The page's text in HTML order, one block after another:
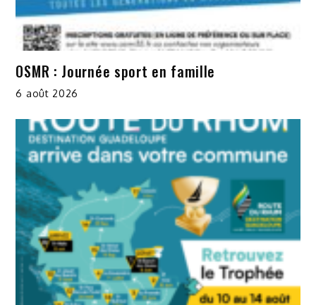
OSMR : Journée sport en famille
6 août 2026